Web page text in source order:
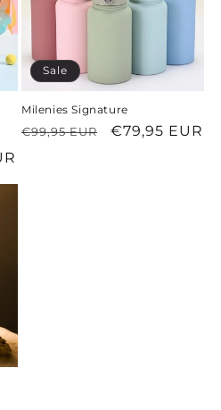
Sale
Milenies Signature
Normaler
€99,95 EUR Verkaufspreis
€79,95 EUR